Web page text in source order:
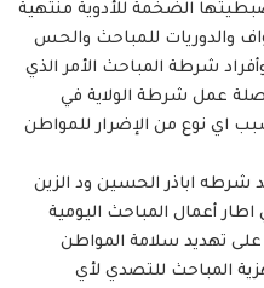
الضخمة للأدوية منتهية
والدوريات للمباحث والحس
شرطة المباحث الأمر الذي
عمل شرطة الولاية في
اي نوع من الإضرار للمواطن
اباذر الحسين ود الزين
أعمال المباحث اليومية
تهديد سلامة المواطن
المباحث للتصدي لأي